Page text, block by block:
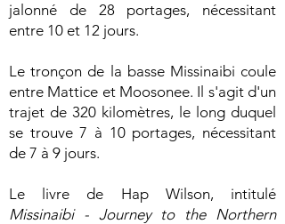
jalonné de 28 portages, nécessitant
entre 10 et 12 jours.
Le tronçon de la basse Missinaibi coule
entre Mattice et Moosonee. Il s'agit d'un
trajet de 320 kilomètres, le long duquel
se trouve 7 à 10 portages, nécessitant
de 7 à 9 jours.
Le livre de Hap Wilson, intitulé
Missinaibi - Journey to the Northern